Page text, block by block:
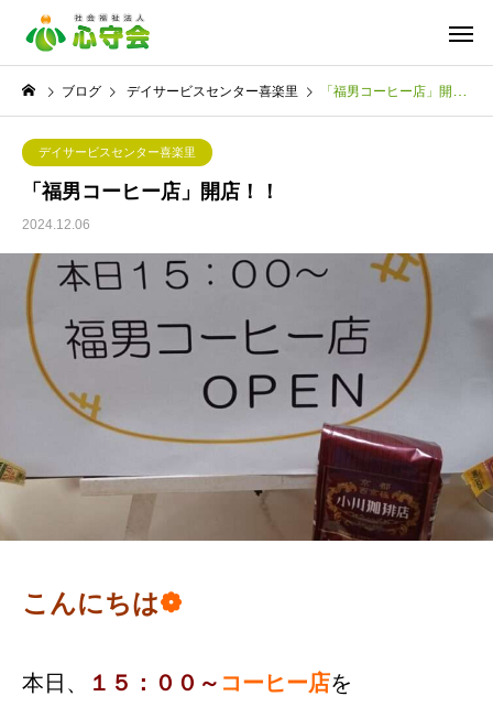
ブログ デイサービスセンター喜楽里 「福男コーヒー店」開店！！
デイサービスセンター喜楽里
「福男コーヒー店」開店！！
2024.12.06
こんにちは❁
本日、 １５：００～ コーヒー店を